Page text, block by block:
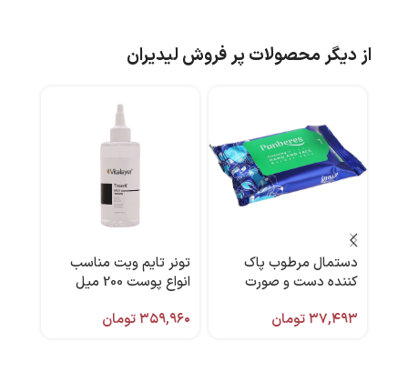
از دیگر محصولات پر فروش لیدیران
دستمال مرطوب پاک
کننده دست و صورت
پنبه ریز
۳۷,۴۹۳تومان
تونر تایم ویت مناسب
انواع پوست 200 میل
۳۵۹,۹۶۰تومان